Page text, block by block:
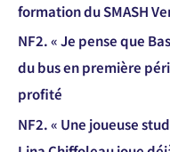
formation du SMASH
NF2. « Je pense que
du bus en première
profité
NF2. « Une joueuse